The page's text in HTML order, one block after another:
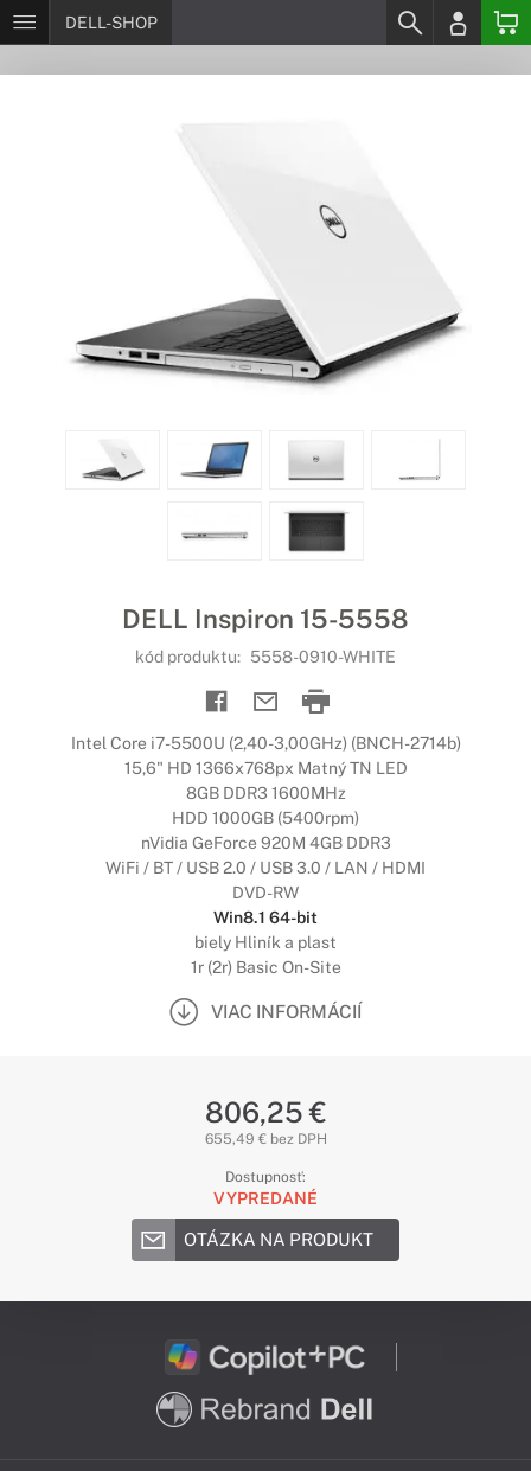
DELL-SHOP
DELL Inspiron 15-5558
kód produktu: 5558-0910-WHITE
Intel Core i7-5500U (2,40-3,00GHz) (BNCH-2714b)
15,6" HD 1366x768px Matný TN LED
8GB DDR3 1600MHz
HDD 1000GB (5400rpm)
nVidia GeForce 920M 4GB DDR3
WiFi / BT / USB 2.0 / USB 3.0 / LAN / HDMI
DVD-RW
Win8.1 64-bit
biely Hliník a plast
1r (2r) Basic On-Site
VIAC INFORMÁCIÍ
806,25 €
655,49 € bez DPH
Dostupnosť:
VYPREDANÉ
OTÁZKA NA PRODUKT